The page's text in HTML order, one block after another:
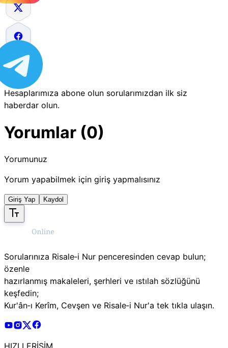
Hesaplarımıza abone olun sorularımızdan ilk siz
haberdar olun.
Yorumlar (0)
Yorumunuz
Yorum yapabilmek için giriş yapmalısınız
Giriş Yap Kaydol
Sorularınıza Risale‑i Nur penceresinden cevap bulun;
özenle
hazırlanmış makaleleri, şerhleri ve ıstılah sözlüğünü
keşfedin;
Kur'ân‑ı Kerîm, Cevşen ve Risale‑i Nur'a tek tıkla ulaşın.
Risale Online Youtube Hesabı
Risale Online Instagram Hesabı
Risale Online X Hesabı